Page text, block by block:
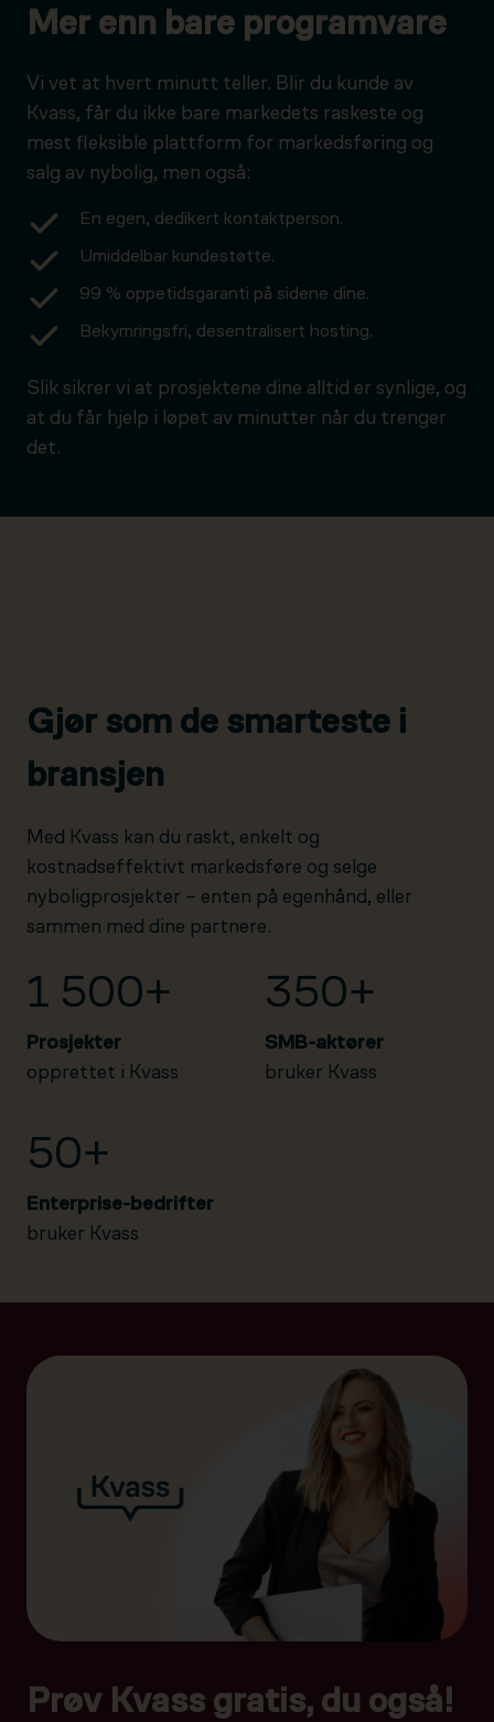
Mer enn bare programvare
Vi vet at hvert minutt teller. Blir du kunde av
Kvass, får du ikke bare markedets raskeste og
mest fleksible plattform for markedsføring og
salg av nybolig, men også:
En egen, dedikert kontaktperson.
Umiddelbar kundestøtte.
99 % oppetidsgaranti på sidene dine.
Bekymringsfri, desentralisert hosting.
Slik sikrer vi at prosjektene dine alltid er synlige, og
at du får hjelp i løpet av minutter når du trenger
det.
Gjør som de smarteste i
bransjen
Med Kvass kan du raskt, enkelt og
kostnadseffektivt markedsføre og selge
nyboligprosjekter – enten på egenhånd, eller
sammen med dine partnere.
1 500+
Prosjekter
opprettet i Kvass
350+
SMB-aktører
bruker Kvass
50+
Enterprise-bedrifter
bruker Kvass
Prøv Kvass gratis, du også!